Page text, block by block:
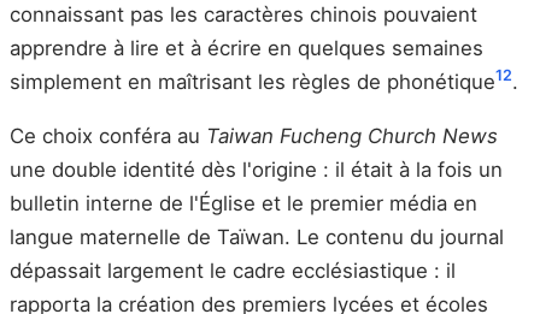
connaissant pas les caractères chinois pouvaient
apprendre à lire et à écrire en quelques semaines
simplement en maîtrisant les règles de phonétique12.
Ce choix conféra au Taiwan Fucheng Church News
une double identité dès l'origine : il était à la fois un
bulletin interne de l'Église et le premier média en
langue maternelle de Taïwan. Le contenu du journal
dépassait largement le cadre ecclésiastique : il
rapporta la création des premiers lycées et écoles